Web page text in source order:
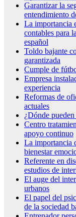
Garantizar la
entendimiento
La importancia
contables para
español
Toldo bajante
garantizada
Cumple de
Empresa
experiencia
Reformas de
actuales
¿Dónde
Centro
apoyo continuo
La importancia
bienestar
Referente en
estudios de
El auge del
urbanos
El papel del
de la sociedad